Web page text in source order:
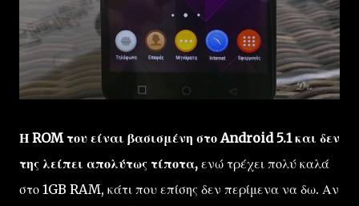
Η ROM του είναι βασισμένη στο Android 5.1 και δεν
της λείπει απολύτως τίποτα, ενώ τρέχει πολύ καλά
στο 1GB RAM, κάτι που επίσης δεν περίμενα να δω. Αν